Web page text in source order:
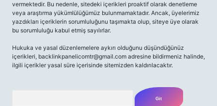
vermektedir. Bu nedenle, sitedeki içerikleri proaktif olarak denetleme
veya araştırma yükümlülüğümüz bulunmamaktadır. Ancak, üyelerimiz
yazdıkları içeriklerin sorumluluğunu taşımakta olup, siteye üye olarak
bu sorumluluğu kabul etmiş sayılırlar.
Hukuka ve yasal düzenlemelere aykırı olduğunu düşündüğünüz
içerikleri, backlinkpanelicomtr@gmail.com adresine bildirmeniz halinde,
ilgili içerikler yasal süre içerisinde sitemizden kaldırılacaktır.